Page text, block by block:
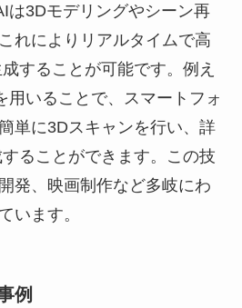
は3Dモデリングやシーン再
れによりリアルタイムで高
することが可能です。例え
用いることで、スマートフォ
単に3Dスキャンを行い、詳
ることができます。この技
発、映画制作など多岐にわ
います。
例